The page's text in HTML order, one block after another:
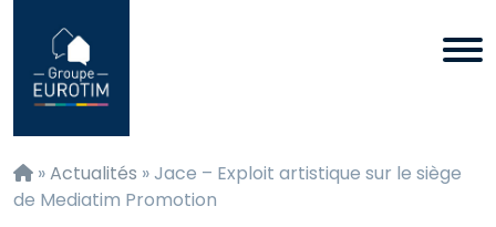
»Actualités »Jace – Exploit artistique sur le siège
de Mediatim Promotion